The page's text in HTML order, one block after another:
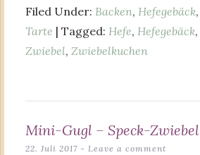
Filed Under: Backen, Hefegebäck,
Tarte | Tagged: Hefe, Hefegebäck,
Zwiebel, Zwiebelkuchen
Mini-Gugl – Speck-Zwiebel
22. Juli 2017 Leave a comment